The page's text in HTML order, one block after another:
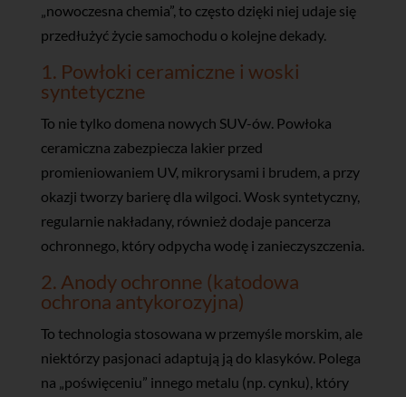
„nowoczesna chemia”, to często dzięki niej udaje się
przedłużyć życie samochodu o kolejne dekady.
1. Powłoki ceramiczne i woski
syntetyczne
To nie tylko domena nowych SUV-ów. Powłoka
ceramiczna zabezpiecza lakier przed
promieniowaniem UV, mikrorysami i brudem, a przy
okazji tworzy barierę dla wilgoci. Wosk syntetyczny,
regularnie nakładany, również dodaje pancerza
ochronnego, który odpycha wodę i zanieczyszczenia.
2. Anody ochronne (katodowa
ochrona antykorozyjna)
To technologia stosowana w przemyśle morskim, ale
niektórzy pasjonaci adaptują ją do klasyków. Polega
na „poświęceniu” innego metalu (np. cynku), który